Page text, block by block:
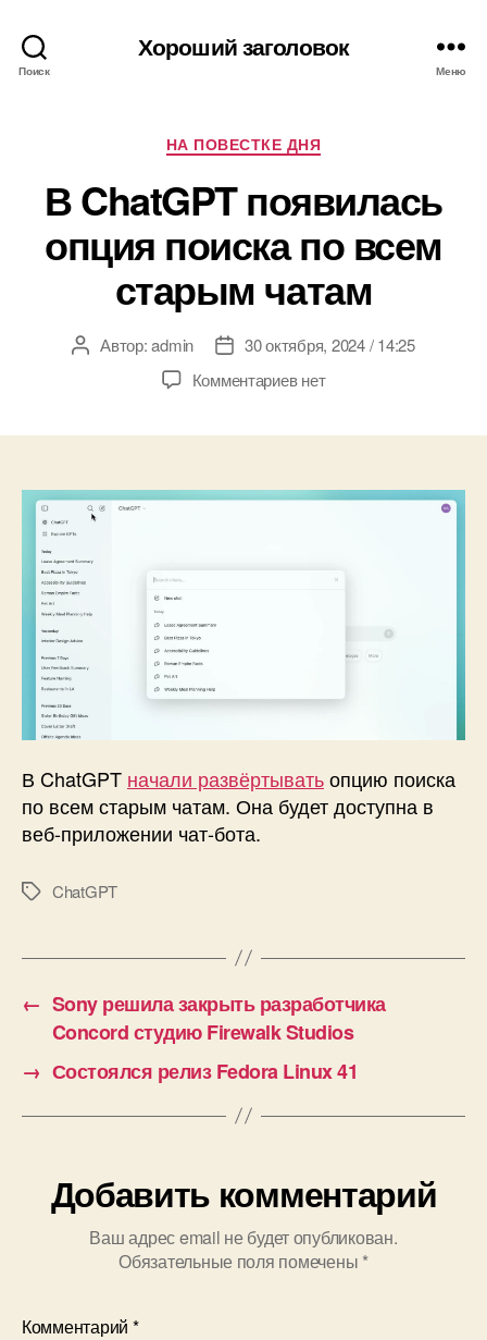
Поиск
Хороший заголовок
Меню
Рубрики
НА ПОВЕСТКЕ ДНЯ
В ChatGPT появилась
опция поиска по всем
старым чатам
АвторАвтор:admin
Дата30 октября, 2024 / 14:25
Комментариевк
опция
нет
В ChatGPT начали развёртыватьопцию поиска
по всем старым чатам. Она будет доступна в
веб-приложении чат-бота.
МеткиChatGPT
← Sony решила закрыть разработчика
Concord студию Firewalk Studios
→ Состоялся релиз Fedora Linux 41
Добавить комментарий
Ваш адрес email не будет опубликован.
Обязательные поля помечены *
Комментарий *